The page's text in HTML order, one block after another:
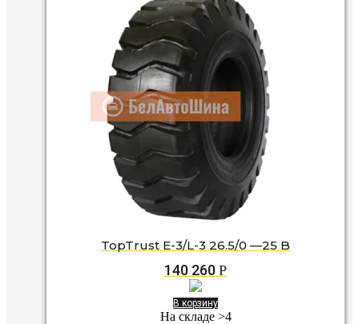
TopTrust E-3/L-3 26.5/0 —25 B
140 260 Р
В корзину
На складе >4